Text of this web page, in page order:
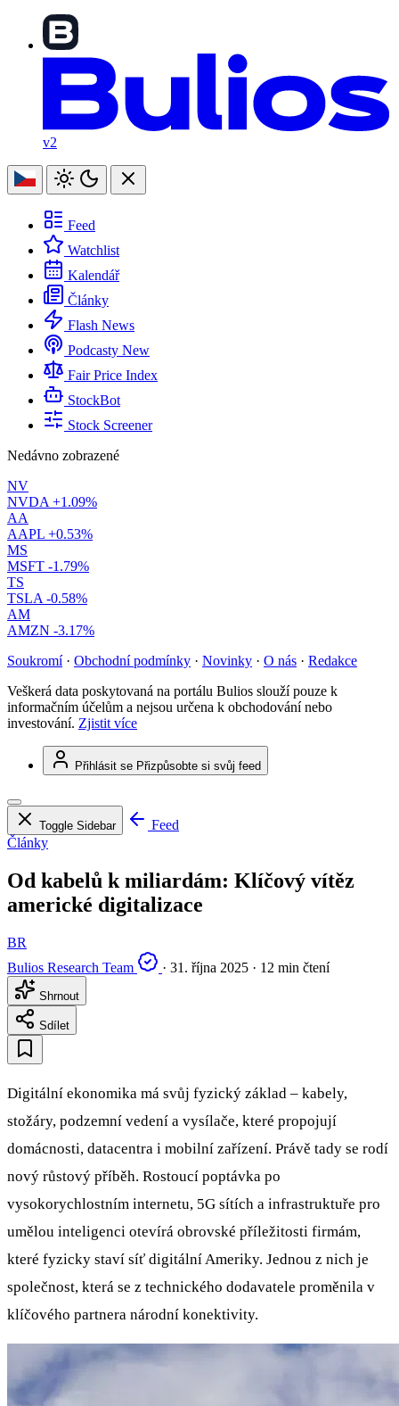
v2
Feed
Watchlist
Kalendář
Články
Flash News
Podcasty New
Fair Price Index
StockBot
Stock Screener
Nedávno zobrazené
NV
NVDA +1.09%
AA
AAPL +0.53%
MS
MSFT -1.79%
TS
TSLA -0.58%
AM
AMZN -3.17%
Soukromí · Obchodní podmínky · Novinky · O nás · Redakce
Veškerá data poskytovaná na portálu Bulios slouží pouze k
informačním účelům a nejsou určena k obchodování nebo
investování. Zjistit více
Přihlásit se Přizpůsobte si svůj feed
Toggle Sidebar
Feed
Články
Od kabelů k miliardám: Klíčový vítěz
americké digitalizace
BR
Bulios Research Team
· 31. října 2025 · 12 min čtení
Shrnout
Sdílet
Digitální ekonomika má svůj fyzický základ – kabely,
stožáry, podzemní vedení a vysílače, které propojují
domácnosti, datacentra i mobilní zařízení. Právě tady se rodí
nový růstový příběh. Rostoucí poptávka po
vysokorychlostním internetu, 5G sítích a infrastruktuře pro
umělou inteligenci otevírá obrovské příležitosti firmám,
které fyzicky staví síť digitální Ameriky. Jednou z nich je
společnost, která se z technického dodavatele proměnila v
klíčového partnera národní konektivity.